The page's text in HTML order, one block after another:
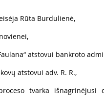
Rūta Burdulienė,
atstovui bankroto
atstovui adv. R. R.,
tvarka išnagrinėjusi